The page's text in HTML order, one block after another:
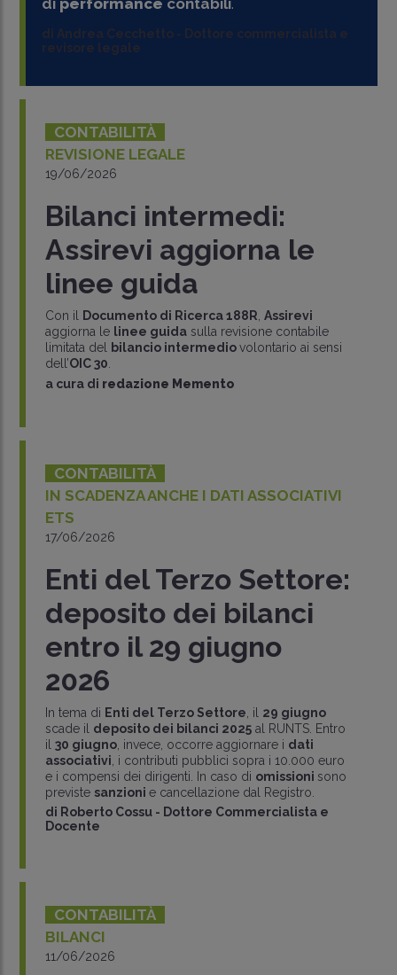
di performance contabili.
di Andrea Cecchetto - Dottore commercialista e
revisore legale
CONTABILITÀ
REVISIONE LEGALE
19/06/2026
Bilanci intermedi:
Assirevi aggiorna le
linee guida
Con il Documento di Ricerca 188R Assirevi
aggiorna le linee guidasulla revisione contabile
limitata del
bilancio intermediovolontario ai sensi
dell’OIC 30
a cura di redazione Memento
CONTABILITÀ
IN SCADENZA ANCHE I DATI ASSOCIATIVI
ETS
17/06/2026
Enti del Terzo Settore:
deposito dei bilanci
entro il 29 giugno
2026
In tema di Enti del Terzo Settore , il 29 giugno
scade il deposito dei bilanci 2025al RUNTS. Entro
il 30 giugno, invece, occorre aggiornare i dati
associativi , i contributi pubblici sopra i 10.000 euro
e i compensi dei dirigenti. In caso di omissioni sono
previste sanzioni e cancellazione dal Registro.
di Roberto Cossu - Dottore Commercialista e
Docente
CONTABILITÀ
BILANCI
11/06/2026